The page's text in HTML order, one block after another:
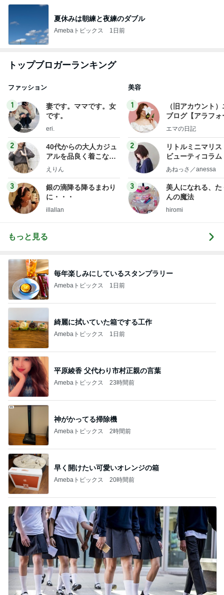
夏休みは朝練と夜練のダブル
Amebaトピックス 1日前
トップブロガーランキング
ファッション
1
妻です。ママです。女
です。
eri.
2
40代からの大人カジュ
アルを品良く着こなす
ファッションブログ
えりん
3
銀の滴降る降るまわり
に・・・
illallan
美容
1
（旧アカウント
ブログ【アラフォ
社売却セカンドラ
エマの日記
2
リトルミニマリス
ビューティコラ
little
あねっさ／anessa
3
美人になれる、た
んの魔法
hiromi
もっと見る
毎年楽しみにしているスタンプラリー
Amebaトピックス 1日前
綺麗に拭いていた箱でする工作
Amebaトピックス 1日前
平原綾香 父代わり市村正親の言葉
Amebaトピックス 23時間前
神がかってる掃除機
Amebaトピックス 2時間前
早く開けたい可愛いオレンジの箱
Amebaトピックス 20時間前